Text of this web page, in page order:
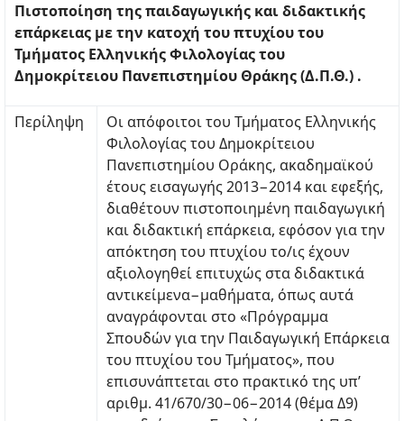
Πιστοποίηση της παιδαγωγικής και διδακτικής
επάρκειας με την κατοχή του πτυχίου του
Τμήματος Ελληνικής Φιλολογίας του
Δημοκρίτειου Πανεπιστημίου Θράκης (Δ.Π.Θ.) .
Περίληψη
Οι απόφοιτοι του Τμήματος Ελληνικής
Φιλολογίας του Δημοκρίτειου
Πανεπιστημίου Οράκης, ακαδημαϊκού
έτους εισαγωγής 2013−2014 και εφεξής,
διαθέτουν πιστοποιημένη παιδαγωγική
και διδακτική επάρκεια, εφόσον για την
απόκτηση του πτυχίου το/ις έχουν
αξιολογηθεί επιτυχώς στα διδακτικά
αντικείμενα−μαθήματα, όπως αυτά
αναγράφονται στο «Πρόγραμμα
Σπουδών για την Παιδαγωγική Επάρκεια
του πτυχίου του Τμήματος», που
επισυνάπτεται στο πρακτικό της υπ’
αριθμ. 41/670/30−06−2014 (θέμα Δ9)